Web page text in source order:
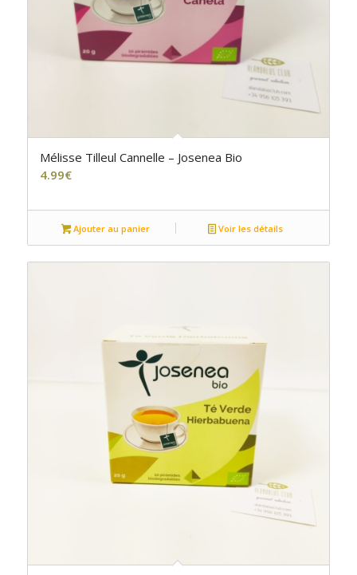
Mélisse Tilleul Cannelle – Josenea Bio
4.99€
Ajouter au panier Voir les détails